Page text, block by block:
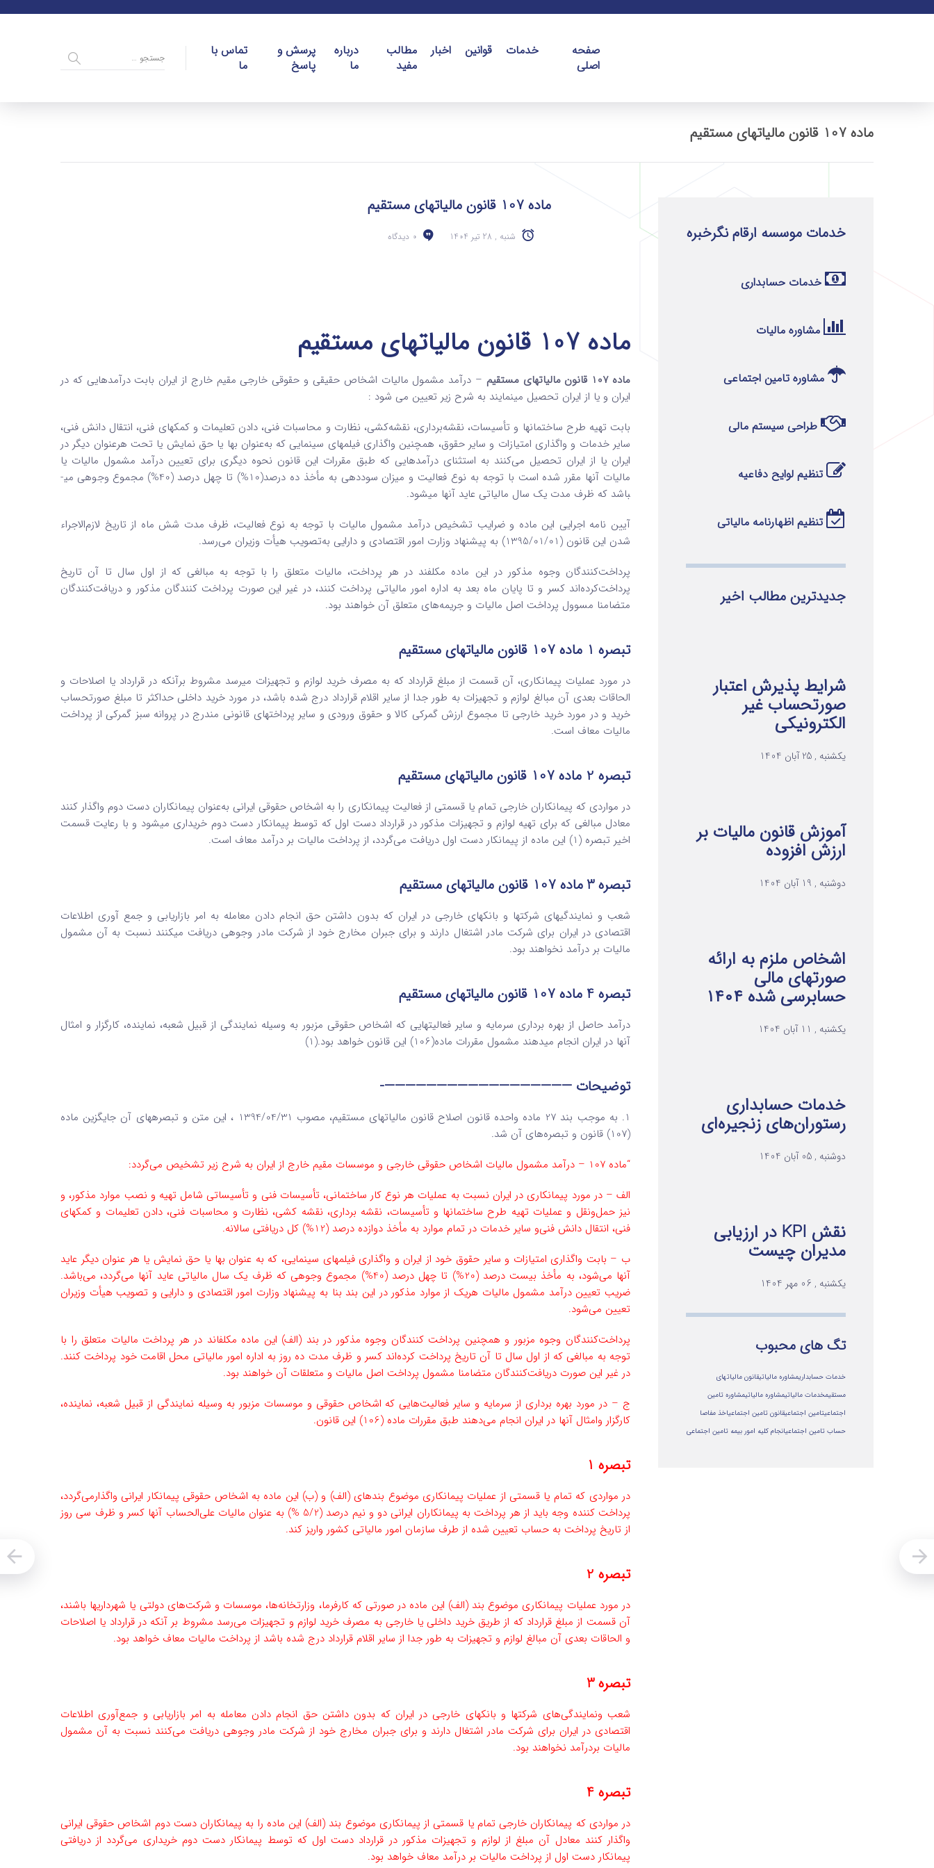
صفحه
اصلی
خدمات قوانین اخبار
مطالب
مفید
درباره
ما
پرسش و
پاسخ
تماس با
ما
ماده 107 قانون مالیاتهای مستقیم
ماده 107 قانون مالیاتهای مستقیم
شنبه , 28 تیر 1404 0 دیدگاه
ماده 107 قانون مالیاتهای مستقیم
ماده 107 قانون مالیاتهای مستقیم
– درآمد مشمول مالیات اشخاص حقیقی و حقوقی خارجی مقیم خارج از ایران بابت درآمدهایی که در
ایران و یا از ایران تحصیل می­نمایند به شرح زیر تعیین می­ شود :
بابت تهیه طرح ساختمان­ها و تأسیسات‌، نقشه‌برداری‌، نقشه‌کشی‌، نظارت و محاسبات فنی‌، دادن ‌تعلیمات و کمکهای فنی، انتقال دانش فنی،
سایر خدمات و واگذاری امتیازات و سایر حقوق، همچنین واگذاری فیلمهای سینمایی که به‌عنوان بها یا حق نمایش یا تحت هرعنوان دیگر در
ایران یا ‌از ایران تحصیل می‌کنند به استثنای درآمدهایی که طبق مقررات این قانون نحوه دیگری برای تعیین درآمد مشمول مالیات یا
مالیات آنها مقرر شده است با توجه به‌ نوع فعالیت و میزان سوددهی به مأخذ ده درصد(10%) تا چهل درصد (40%) مجموع وجوهی می­
باشد که ظرف مدت یک سال مالیاتی عاید آنها می­شود.
آیین­ نامه‌ اجرایی این ماده و ضرایب تشخیص درآمد مشمول مالیات با توجه به نوع فعالیت، ظرف مدت شش ماه از تاریخ لازم‌الاجراء
شدن این قانون (1395/01/01) به پیشنهاد وزارت امور اقتصادی و دارایی به‌تصویب هیأت وزیران می‌رسد.
پرداخت‌کنندگان وجوه مذکور در این ماده مکلفند در هر پرداخت، مالیات‌ متعلق را با توجه به مبالغی که از اول سال تا آن تاریخ
پرداخت‌کرده‌اند کسر و تا پایان ماه بعد به اداره امور مالیاتی پرداخت کنند، در غیر این صورت پرداخت کنندگان مذکور و دریافت‌کنندگان
متضامنا مسوول پرداخت اصل مالیات و جریمه‌های متعلق آن خواهند بود.
تبصره 1 ماده 107 قانون مالیاتهای مستقیم
در مورد عملیات پیمانکاری، آن قسمت از مبلغ قرارداد که به مصرف خرید لوازم و تجهیزات می­رسد مشروط بر­آنکه در قرارداد یا اصلاحات و
الحاقات بعدی آن مبالغ ‌لوازم و تجهیزات به طور جدا از سایر اقلام قرارداد درج شده باشد، در مورد خرید داخلی حداکثر تا مبلغ صورتحساب
خرید و در مورد خرید خارجی تا مجموع ارزش گمرکی کالا و حقوق ورودی و سایر پرداختهای قانونی مندرج در پروانه سبز گمرکی از پرداخت
مالیات معاف است.
تبصره 2 ماده 107 قانون مالیاتهای مستقیم
در مواردی که پیمانکاران خارجی تمام یا قسمتی از فعالیت پیمانکاری را به ‌اشخاص حقوقی ایرانی به‌عنوان پیمانکاران دست دوم واگذار کنند
معادل مبالغی که برای تهیه لوازم و تجهیزات مذکور در قرارداد دست اول که توسط پیمانکار دست دوم خریداری می­شود و با رعایت قسمت
اخیر تبصره (1) این ماده از پیمانکار دست اول دریافت می‌گردد، از پرداخت مالیات ‌بر درآمد معاف است.
تبصره 3 ماده 107 قانون مالیاتهای مستقیم
شعب و نمایندگی­های شرکتها و بانکهای خارجی در ایران که بدون داشتن حق انجام دادن معامله به امر بازاریابی و جمع آوری اطلاعات
اقتصادی در ایران برای شرکت مادر اشتغال دارند و برای جبران مخارج خود از شرکت مادر وجوهی دریافت می­کنند نسبت به آن مشمول
مالیات بر درآمد نخواهند بود.
تبصره 4 ماده 107 قانون مالیاتهای مستقیم
درآمد حاصل از بهره برداری سرمایه و سایر فعالیت­هایی که ‌اشخاص حقوقی مزبور به وسیله نمایندگی از قبیل ‌شعبه، نماینده، کارگزار و امثال
آنها در ایران انجام می­دهند مشمول ‌مقررات ماده(106) این قانون خواهد بود.(1)
توضیحات ——————————————————-
1. به موجب بند 27 ماده واحده قانون اصلاح قانون مالیات­های مستقیم، مصوب 1394/04/31 ، این متن و تبصره­های آن جایگزین ماده
(107) قانون و تبصره‌های آن شد.
“ماده 107 – درآمد مشمول مالیات اشخاص حقوقی خارجی و موسسات مقیم خارج از ایران به شرح زیر تشخیص می‌گردد:
الف – در مورد پیمانکاری در ایران نسبت به عملیات هر نوع کار ساختمانی، تأسیسات فنی و تأسیساتی شامل تهیه و نصب موارد مذکور، و
نیز حمل‌ونقل و عملیات تهیه طرح ساختمانها و تأسیسات، نقشه برداری، نقشه کشی، نظارت و محاسبات فنی، دادن تعلیمات و کمکهای
فنی، انتقال دانش فنی‌و سایر خدمات در تمام موارد به مأخذ دوازده درصد (12%) کل دریافتی سالانه.
ب – بابت واگذاری امتیازات و سایر حقوق خود از ایران و واگذاری فیلمهای سینمایی، که به عنوان بها یا حق نمایش یا هر عنوان دیگر عاید
آنها‌ می‌شود، به مأخذ بیست درصد (20%) تا چهل درصد (40%) مجموع وجوهی که ظرف یک سال مالیاتی عاید آنها می‌گردد، می‌باشد.
ضریب تعیین ‌درآمد مشمول مالیات هریک از موارد مذکور در این بند بنا به پیشنهاد وزارت امور اقتصادی و دارایی و تصویب هیأت وزیران
تعیین می‌شود.
پرداخت‌کنندگان وجوه مزبور و همچنین پرداخت کنندگان وجوه مذکور در بند (‌الف) این ماده مکلف­اند در هر پرداخت مالیات متعلق را با
توجه به مبالغی ‌که از اول سال تا آن تاریخ پرداخت کرده‌اند کسر و ظرف مدت ده روز به اداره امور مالیاتی محل اقامت خود پرداخت کنند.
در غیر این صورت دریافت‌کنندگان متضامنا مشمول پرداخت اصل مالیات و متعلقات آن خواهند بود.
ج – در مورد بهره برداری از سرمایه و سایر فعالیت‌هایی که اشخاص حقوقی و موسسات مزبور به وسیله نمایندگی از قبیل شعبه، نماینده،
کارگزار و‌امثال آنها در ایران انجام می‌دهند طبق مقررات ماده (106) این قانون.
تبصره 1
در مواردی که تمام یا قسمتی از عملیات پیمانکاری موضوع بندهای (‌الف) و (ب) این ماده به اشخاص حقوقی پیمانکار ایرانی واگذار‌می‌گردد،
پرداخت کننده وجه باید از هر پرداخت به پیمانکاران ایرانی دو و نیم درصد (5/2 %) به عنوان مالیات علی‌الحساب آنها کسر و ظرف سی روز
‌از تاریخ پرداخت به حساب تعیین شده از طرف سازمان امور مالیاتی کشور واریز کند.
تبصره 2
در مورد عملیات پیمانکاری موضوع بند (‌الف) این ماده در صورتی که کارفرما، وزارتخانه‌ها، موسسات و شرکت‌های دولتی یا شهرداریها‌ باشند،
آن قسمت از مبلغ قرارداد که از طریق خرید داخلی یا خارجی به مصرف خرید لوازم و تجهیزات می‌رسد مشروط بر آنکه در قرارداد یا اصلاحات
‌و الحاقات بعدی آن مبالغ لوازم و تجهیزات به طور جدا از سایر اقلام قرارداد درج شده باشد از پرداخت مالیات معاف خواهد بود.
تبصره 3
شعب ونمایندگی‌های شرکتها و بانک­های خارجی در ایران که بدون داشتن حق انجام دادن معامله به امر بازاریابی و جمع‌آوری اطلاعات
‌اقتصادی در ایران برای شرکت مادر اشتغال دارند و برای جبران مخارج خود از شرکت مادر وجوهی دریافت می‌کنند نسبت به آن مشمول
مالیات بر‌درآمد نخواهند بود.
تبصره 4
در مواردی که پیمانکاران خارجی تمام یا قسمتی از پیمانکاری موضوع بند (‌الف) این ماده را به پیمانکاران دست دوم اشخاص حقوقی ایرانی
‌واگذار کنند معادل آن مبلغ از لوازم و تجهیزات مذکور در قرارداد دست اول که توسط پیمانکار دست دوم خریداری می‌گردد از دریافتی
پیمانکار دست‌ اول از پرداخت مالیات بر درآمد معاف خواهد بود.
خدمات موسسه ارقام نگرخبره
خدمات حسابداری
مشاوره مالیات
مشاوره تامین اجتماعی
طراحی سیستم مالی
تنظیم لوایح دفاعیه
تنظیم اظهارنامه مالیاتی
جدیدترین مطالب اخیر
شرایط پذیرش اعتبار
صورتحساب غیر
الکترونیکی
یکشنبه , 25 آبان 1404
آموزش قانون مالیات بر
ارزش افزوده
دوشنبه , 19 آبان 1404
اشخاص ملزم به ارائه
صورتهای مالی
حسابرسی شده ۱۴۰۴
یکشنبه , 11 آبان 1404
خدمات حسابداری
رستوران‌های زنجیره‌ای
دوشنبه , 05 آبان 1404
نقش KPI در ارزیابی
مدیران چیست
یکشنبه , 06 مهر 1404
تگ های محبوب
خدمات حسابداریمشاوره مالیاتیقانون مالیاتهای
مستقیمخدمات مالیاتیمشاوره مالياتيمشاوره تامین
اجتماعیتامین اجتماعیقانون تامین اجتماعیاخذ مفاصا
حساب تامین اجتماعیانجام کلیه امور بیمه تامین اجتماعی